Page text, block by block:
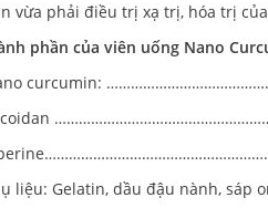
vừa phải điều trị xạ trị, hóa trị
phần của viên uống Nano
curcumin:
liệu: Gelatin, dầu đậu nành, sáp